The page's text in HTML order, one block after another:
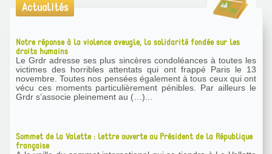
Actualités
Notre réponse à la violence aveugle, la solidarité fondée sur les
droits humains
Le Grdr adresse ses plus sincères condoléances à toutes les
victimes des horribles attentats qui ont frappé Paris le 13
novembre. Toutes nos pensées également à tous ceux qui ont
vécu ces moments particulièrement pénibles. Par ailleurs le
Grdr s’associe pleinement au (…)...
Sommet de la Valette : lettre ouverte au Président de la République
française